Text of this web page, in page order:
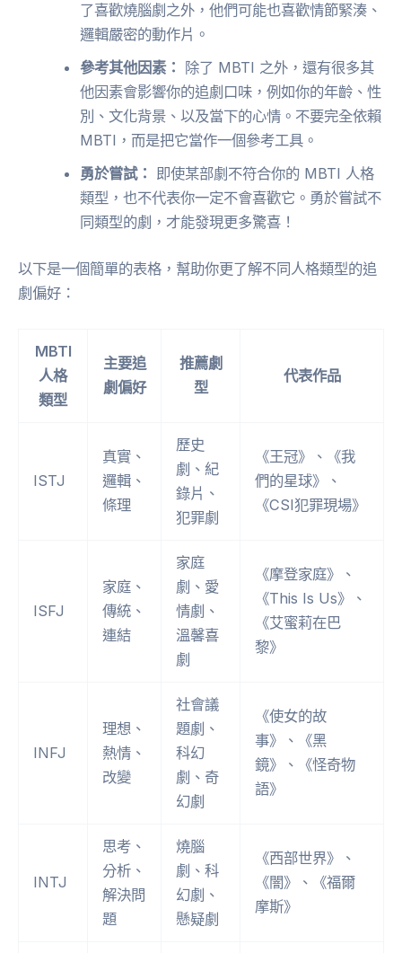
了喜歡燒腦劇之外，他們可能也喜歡情節緊湊、
邏輯嚴密的動作片。
參考其他因素：
除了 MBTI 之外，還有很多其
他因素會影響你的追劇口味，例如你的年齡、性
別、文化背景、以及當下的心情。不要完全依賴
MBTI，而是把它當作一個參考工具。
勇於嘗試： 即使某部劇不符合你的 MBTI 人格
類型，也不代表你一定不會喜歡它。勇於嘗試不
同類型的劇，才能發現更多驚喜！
以下是一個簡單的表格，幫助你更了解不同人格類型的追
劇偏好：
MBTI
人格
類型
主要追
劇偏好
推薦劇
型
代表作品
ISTJ
真實、
邏輯、
條理
歷史
劇、紀
錄片、
犯罪劇
《王冠》、《我
們的星球》、
《CSI犯罪現場》
ISFJ
家庭、
傳統、
連結
家庭
劇、愛
情劇、
溫馨喜
劇
《摩登家庭》、
《This Is Us》、
《艾蜜莉在巴
黎》
INFJ
理想、
熱情、
改變
社會議
題劇、
科幻
劇、奇
幻劇
《使女的故
事》、《黑
鏡》、《怪奇物
語》
INTJ
思考、
分析、
解決問
題
燒腦
劇、科
幻劇、
懸疑劇
《西部世界》、
《闇》、《福爾
摩斯》